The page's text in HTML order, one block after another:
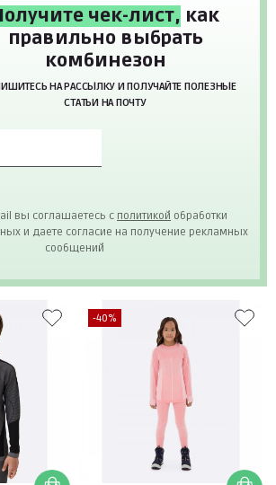
чек-лист, как
правильно выбрать
комбинезон
НА РАССЫЛКУ И ПОЛУЧАЙТЕ ПОЛЕЗНЫЕ
СТАТЬИ НА ПОЧТУ
вы соглашаетесь с политикой обработки
и даете согласие на получение рекламных
сообщений
-40%